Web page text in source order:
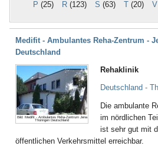
P (25) R(123) S (63) T(20) V
Medifit - Ambulantes Reha-Zentrum -
Deutschland
Bild: Medifit - Ambulantes Reha-Zentrum Jena
Thüringen Deutschland
Rehaklinik
Deutschland -
Die ambulante
im nördlichen
ist sehr gut mit
öffentlichen Verkehrsmittel erreichbar.